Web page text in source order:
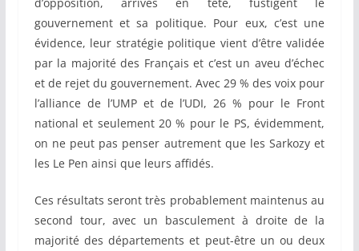
gouvernement et sa politique. Pour eux, c’est une
évidence, leur stratégie politique vient d’être validée
par la majorité des Français et c’est un aveu d’échec
et de rejet du gouvernement. Avec 29 % des voix pour
l’alliance de l’UMP et de l’UDI, 26 % pour le Front
national et seulement 20 % pour le PS, évidemment,
on ne peut pas penser autrement que les Sarkozy et
les Le Pen ainsi que leurs affidés.
Ces résultats seront très probablement maintenus au
second tour, avec un basculement à droite de la
majorité des départements et peut-être un ou deux